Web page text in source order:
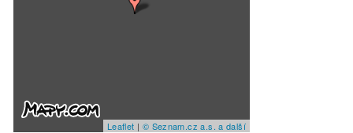
Leaflet | © Seznam.cz a.s. a další